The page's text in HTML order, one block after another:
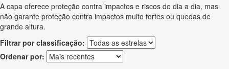
A capa oferece proteção contra impactos e riscos do dia a dia, mas
não garante proteção contra impactos muito fortes ou quedas de
grande altura.
Filtrar por classificação:
Ordenar por: